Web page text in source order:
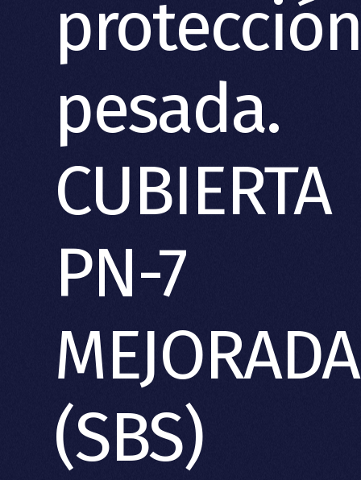
pesada.
CUBIERTA
PN-7
MEJORADA
(SBS)